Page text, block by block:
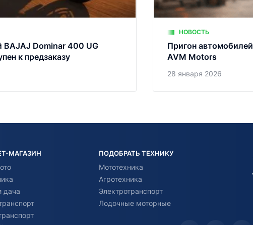
BAJAJ Dominar 400 UG
к предзаказу
НОВОСТЬ
Пригон
AVM Motors
28 января 2026
МАГАЗИН
дача
ПОДОБРАТЬ ТЕХНИКУ
Мототехника
Агротехника
Электротранспорт
Лодочные моторные